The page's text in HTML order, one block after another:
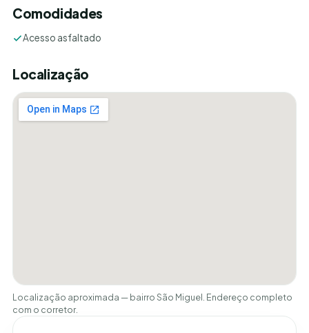
Comodidades
Acesso asfaltado
Localização
Localização aproximada — bairro São Miguel. Endereço completo
com o corretor.